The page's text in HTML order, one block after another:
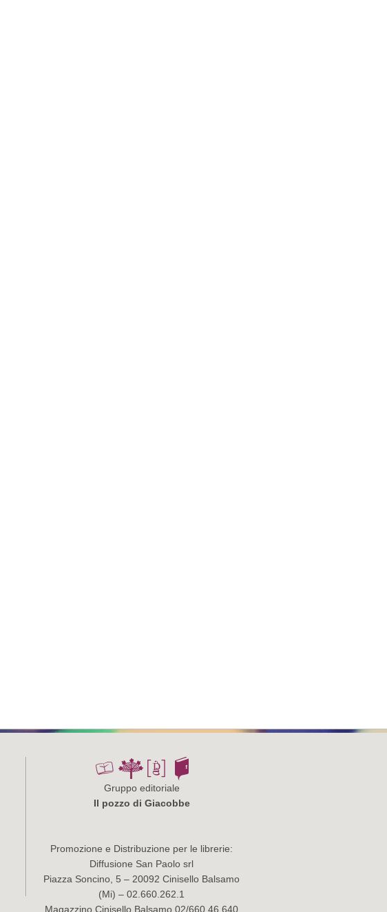
Gruppo editoriale
Il pozzo di Giacobbe
Promozione e Distribuzione per le librerie:
Diffusione San Paolo srl
Piazza Soncino, 5 – 20092 Cinisello Balsamo
(Mi) – 02.660.262.1
Magazzino Cinisello Balsamo 02/660.46.640